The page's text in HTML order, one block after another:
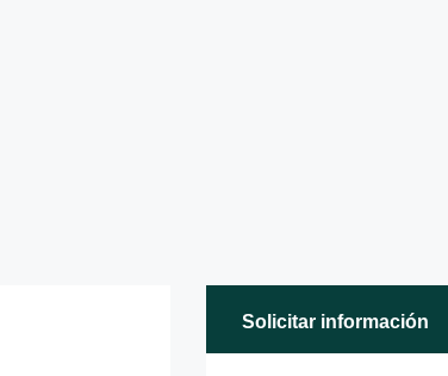
Solicitar información